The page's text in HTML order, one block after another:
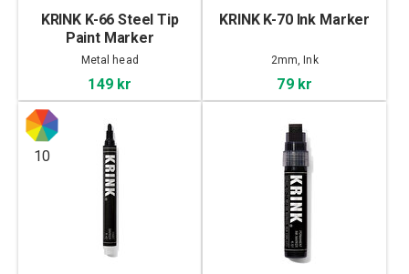
KRINK K-66 Steel Tip
Paint Marker
Metal head
149 kr
KRINK K-70 Ink Marker
2mm, Ink
79 kr
10